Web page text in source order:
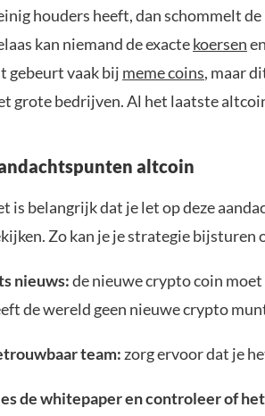
houders heeft, dan schommelt de
kan niemand de exactekoersen
gebeurt vaak bij meme coins, maar
grote bedrijven. Al het laatste
altcoin
is belangrijk dat je let op deze
Zo kan je je strategie bijsturen
nieuws:de nieuwe crypto coin
de wereld geen nieuwe crypto
team: zorg ervoor dat je
de whitepaper en controleer of